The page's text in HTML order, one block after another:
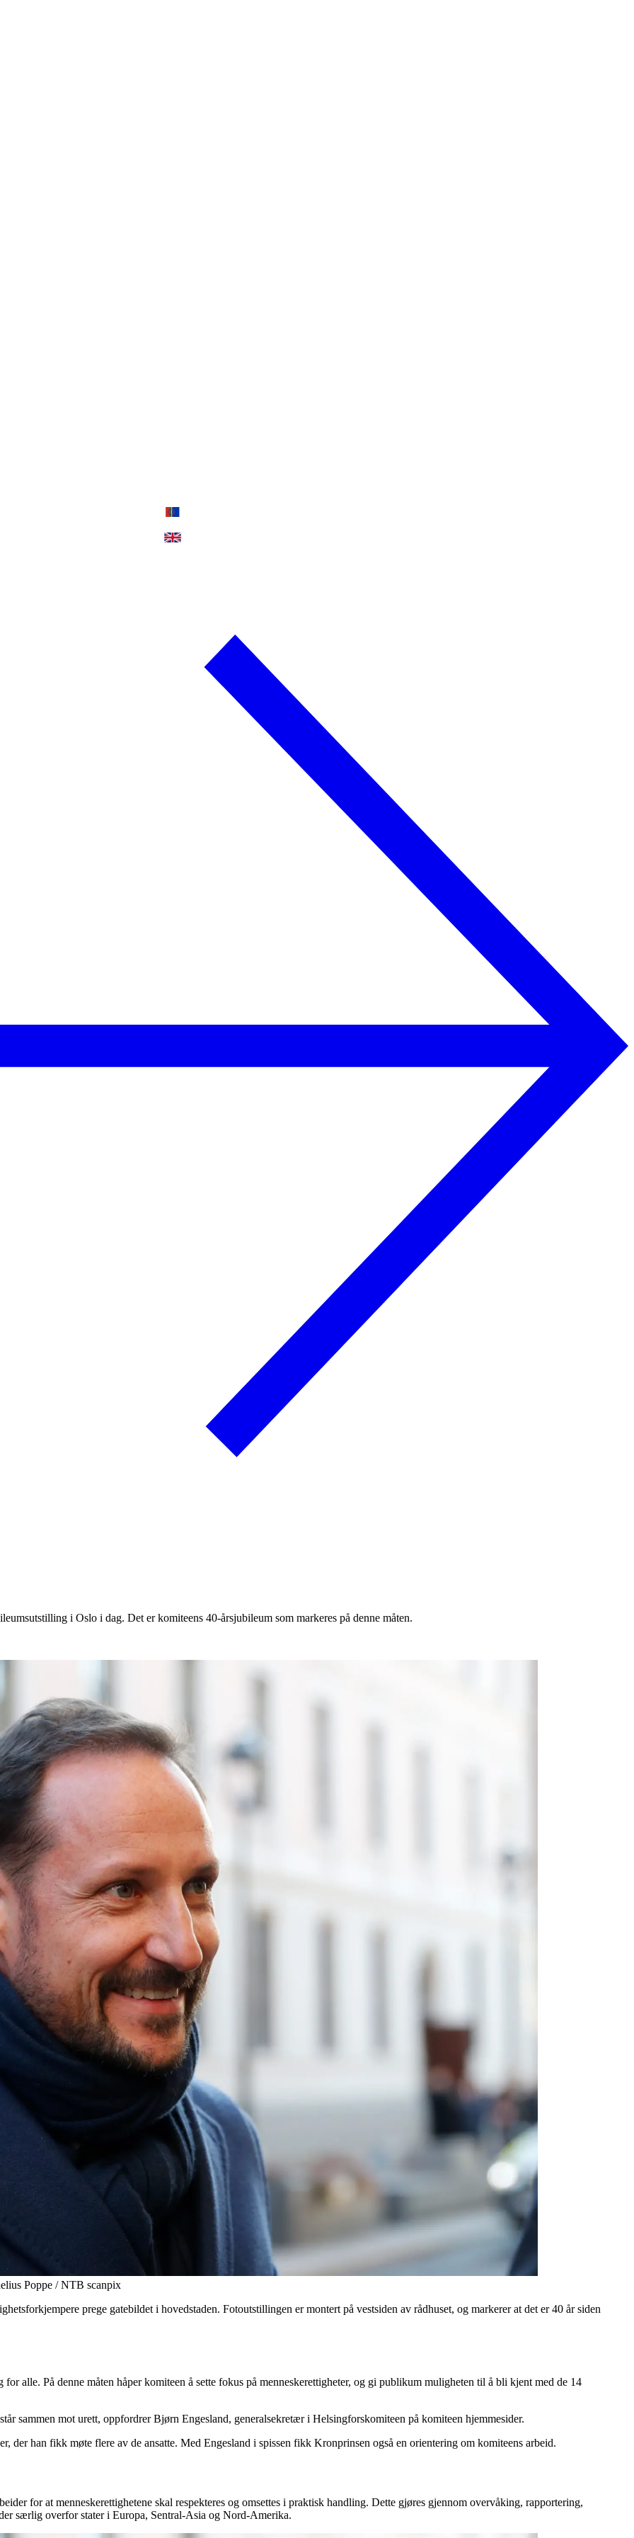
i Oslo i dag. Det er komiteens 40-årsjubileum som markeres på denne måten.
Poppe / NTB scanpix
prege gatebildet i hovedstaden. Fotoutstillingen er montert på vestsiden av rådhuset, og markerer at det er 40 år siden
alle. På denne måten håper komiteen å sette fokus på menneskerettigheter, og gi publikum muligheten til å bli kjent med de 14
sammen mot urett, oppfordrer Bjørn Engesland, generalsekretær i Helsingforskomiteen på komiteen hjemmesider.
han fikk møte flere av de ansatte. Med Engesland i spissen fikk Kronprinsen også en orientering om komiteens arbeid.
for at menneskerettighetene skal respekteres og omsettes i praktisk handling. Dette gjøres gjennom overvåking, rapportering,
særlig overfor stater i Europa, Sentral-Asia og Nord-Amerika.